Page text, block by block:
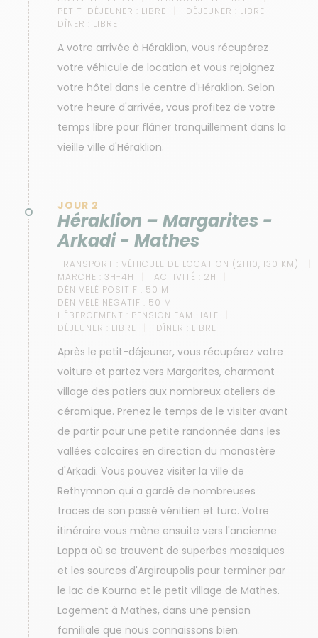
PETIT-DÉJEUNER : LIBRE DÉJEUNER : LIBRE
DÎNER : LIBRE
A votre arrivée à Héraklion, vous récupérez
votre véhicule de location et vous rejoignez
votre hôtel dans le centre d'Héraklion. Selon
votre heure d'arrivée, vous profitez de votre
temps libre pour flâner tranquillement dans la
vieille ville d'Héraklion.
JOUR 2
Héraklion – Margarites -
Arkadi - Mathes
TRANSPORT : VÉHICULE DE LOCATION (2H10, 130 KM)
MARCHE : 3H-4H ACTIVITÉ : 2H
DÉNIVELÉ POSITIF : 50 M
DÉNIVELÉ NÉGATIF : 50 M
HÉBERGEMENT : PENSION FAMILIALE
DÉJEUNER : LIBRE DÎNER : LIBRE
Après le petit-déjeuner, vous récupérez votre
voiture et partez vers Margarites, charmant
village des potiers aux nombreux ateliers de
céramique. Prenez le temps de le visiter avant
de partir pour une petite randonnée dans les
vallées calcaires en direction du monastère
d'Arkadi. Vous pouvez visiter la ville de
Rethymnon qui a gardé de nombreuses
traces de son passé vénitien et turc. Votre
itinéraire vous mène ensuite vers l'ancienne
Lappa où se trouvent de superbes mosaiques
et les sources d'Argiroupolis pour terminer par
le lac de Kourna et le petit village de Mathes.
Logement à Mathes, dans une pension
familiale que nous connaissons bien.